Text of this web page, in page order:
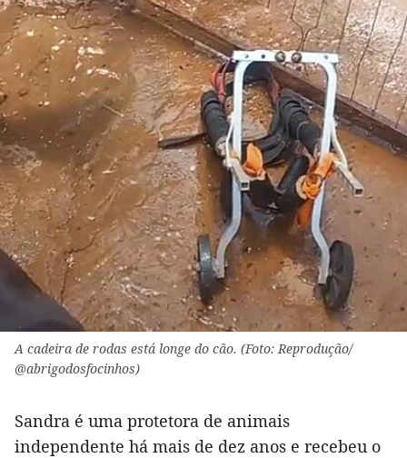
A cadeira de rodas está longe do cão. (Foto: Reprodução/
@abrigodosfocinhos)
Sandra é uma protetora de animais
independente há mais de dez anos e recebeu o